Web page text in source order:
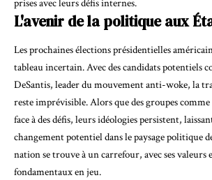
prises avec leurs défis internes.
L'avenir de la politique aux
Les prochaines élections présidentielles
tableau incertain. Avec des candidats potentiels
DeSantis, leader du mouvement anti-woke, la
reste imprévisible. Alors que des groupes
face à des défis, leurs idéologies persistent,
changement potentiel dans le paysage politique
nation se trouve à un carrefour, avec ses valeurs
fondamentaux en jeu.